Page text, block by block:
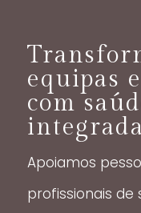
equipas
com
Apoiamos
profissionais de